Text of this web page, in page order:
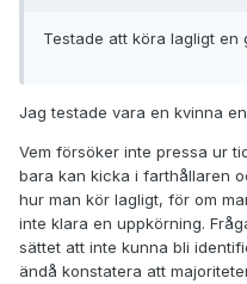
Testade att köra lagligt
Jag testade vara en kvinna
Vem försöker inte pressa ur
bara kan kicka i farthållaren
hur man kör lagligt, för om
inte klara en uppkörning.
sättet att inte kunna bli
ändå konstatera att